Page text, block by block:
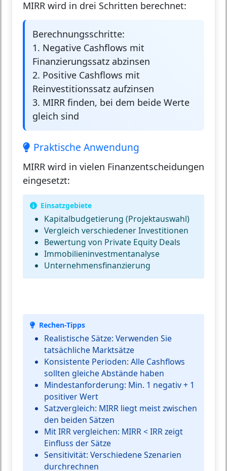
MIRR wird in drei Schritten berechnet:
Berechnungsschritte:
1. Negative Cashflows mit
Finanzierungssatz abzinsen
2. Positive Cashflows mit
Reinvestitionssatz aufzinsen
3. MIRR finden, bei dem beide Werte
gleich sind
Praktische Anwendung
MIRR wird in vielen Finanzentscheidungen
eingesetzt:
Einsatzgebiete
Kapitalbudgetierung (Projektauswahl)
Vergleich verschiedener Investitionen
Bewertung von Private Equity Deals
Immobilieninvestmentanalyse
Unternehmensfinanzierung
Rechen-Tipps
Realistische Sätze: Verwenden Sie
tatsächliche Marktsätze
Konsistente Perioden: Alle Cashflows
sollten gleiche Abstände haben
Mindestanforderung: Min. 1 negativ + 1
positiver Wert
Satzvergleich: MIRR liegt meist zwischen
den beiden Sätzen
Mit IRR vergleichen: MIRR < IRR zeigt
Einfluss der Sätze
Sensitivität: Verschiedene Szenarien
durchrechnen